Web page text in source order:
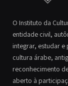
O Instituto da
entidade civil,
integrar, estudar e
cultura árabe,
reconhecimento
aberto à